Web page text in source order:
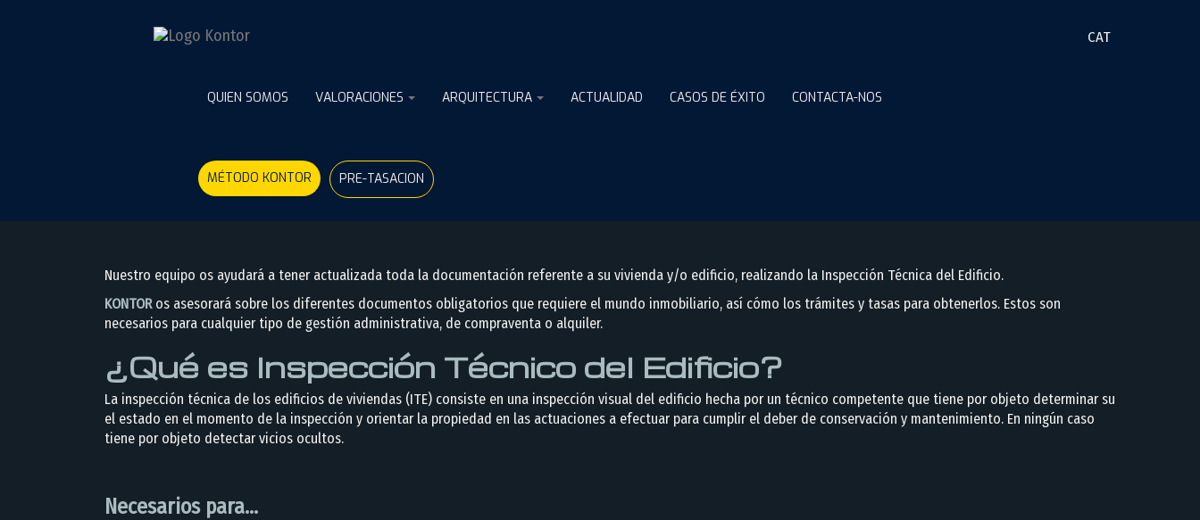
QUIEN SOMOS VALORACIONES ARQUITECTURA ACTUALIDAD CASOS DE ÉXITO CONTACTA-NOS
MÉTODO KONTOR PRE-TASACION
Arquitectura
Inspección Técnica del Edificio (ITE)
Nuestro equipo os ayudará a tener actualizada toda la documentación referente a su vivienda y/o edificio, realizando la Inspección Técnica del Edificio.
KONTORos asesorará sobre los diferentes documentos obligatorios que requiere el mundo inmobiliario, así cómo los trámites y tasas para obtenerlos. Estos son
necesarios para cualquier tipo de gestión administrativa, de compraventa o alquiler.
¿Qué es Inspección Técnico del Edificio?
La inspección técnica de los edificios de viviendas (ITE) consiste en una inspección visual del edificio hecha por un técnico competente que tiene por objeto determinar su
el estado en el momento de la inspección y orientar la propiedad en las actuaciones a efectuar para cumplir el deber de conservación y mantenimiento. En ningún caso
tiene por objeto detectar vicios ocultos.
Necesarios para…
CAT